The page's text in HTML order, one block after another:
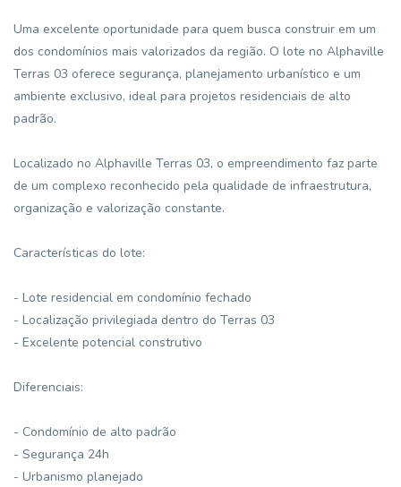
Uma excelente oportunidade para quem busca construir em um
dos condomínios mais valorizados da região. O lote no Alphaville
Terras 03 oferece segurança, planejamento urbanístico e um
ambiente exclusivo, ideal para projetos residenciais de alto
padrão.
Localizado no Alphaville Terras 03, o empreendimento faz parte
de um complexo reconhecido pela qualidade de infraestrutura,
organização e valorização constante.
Características do lote:
- Lote residencial em condomínio fechado
- Localização privilegiada dentro do Terras 03
- Excelente potencial construtivo
Diferenciais:
- Condomínio de alto padrão
- Segurança 24h
- Urbanismo planejado